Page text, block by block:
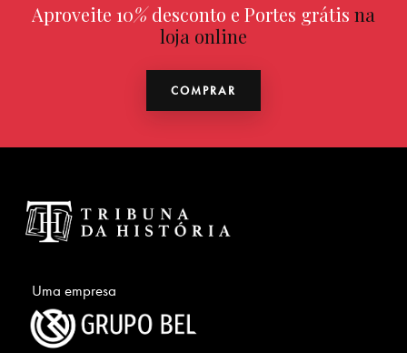
Aproveite 10%desconto e Portes grátis na
loja online
COMPRAR
Uma empresa